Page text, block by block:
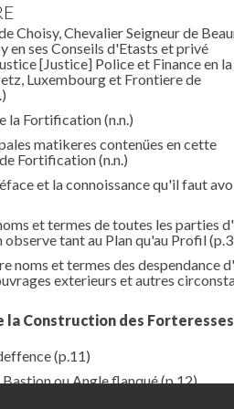
Choisy, Chevalier Seigneur de
en ses Conseils d'Etasts et privé
[Justice] Police et Finance en la
Luxembourg et Frontiere de
la Fortification(n.n.)
matikeres contenües en cette
Fortification(n.n.)
et la connoissance qu'il faut
et termes de toutes les parties
observe tant au Plan qu'au Profil
noms et termes des despendance
exterieurs et autres
la Construction des Forteresses
(p.11)
ou Angle flanqué(p.12)